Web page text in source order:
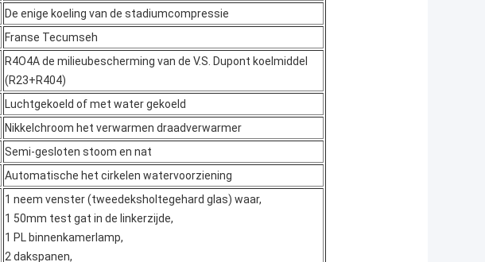
De enige koeling van de stadiumcompressie
Franse Tecumseh
R4O4A de milieubescherming van de V.S. Dupont koelmiddel
(R23+R404)
Luchtgekoeld of met water gekoeld
Nikkelchroom het verwarmen draadverwarmer
Semi-gesloten stoom en nat
Automatische het cirkelen watervoorziening
1 neem venster (tweedeksholtegehard glas) waar,
1 50mm test gat in de linkerzijde,
1 PL binnenkamerlamp,
2 dakspanen,